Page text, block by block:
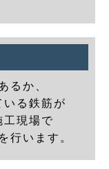
るか、
いる鉄筋が
工現場で
行います。